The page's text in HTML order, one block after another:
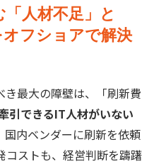
人材不足」と
オフショアで解決
き最大の障壁は、「刷新費
引できるIT人材がいない
国内ベンダーに刷新を依頼
コストも、経営判断を躊躇